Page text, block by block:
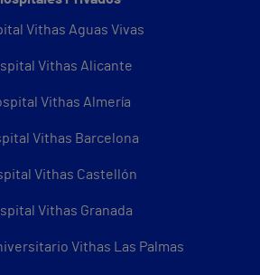
Vithas Aguas Vivas
Vithas Alicante
Vithas Almería
Vithas Barcelona
Vithas Castellón
Vithas Granada
Vithas Las Palmas